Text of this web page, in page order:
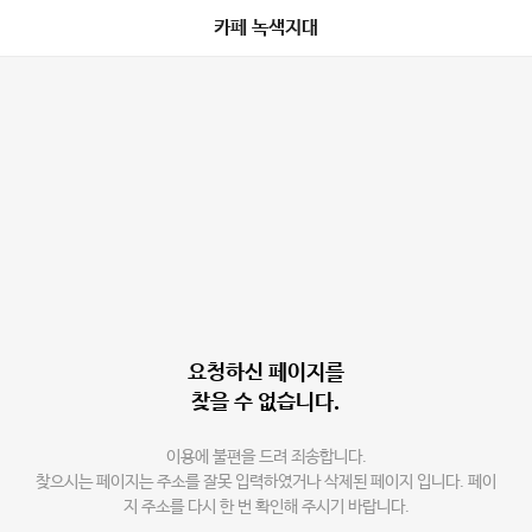
카페 녹색지대
요청하신 페이지를
찾을 수 없습니다.
이용에 불편을 드려 죄송합니다.
찾으시는 페이지는 주소를 잘못 입력하였거나 삭제된 페이지 입니다. 페이
지 주소를 다시 한 번 확인해 주시기 바랍니다.